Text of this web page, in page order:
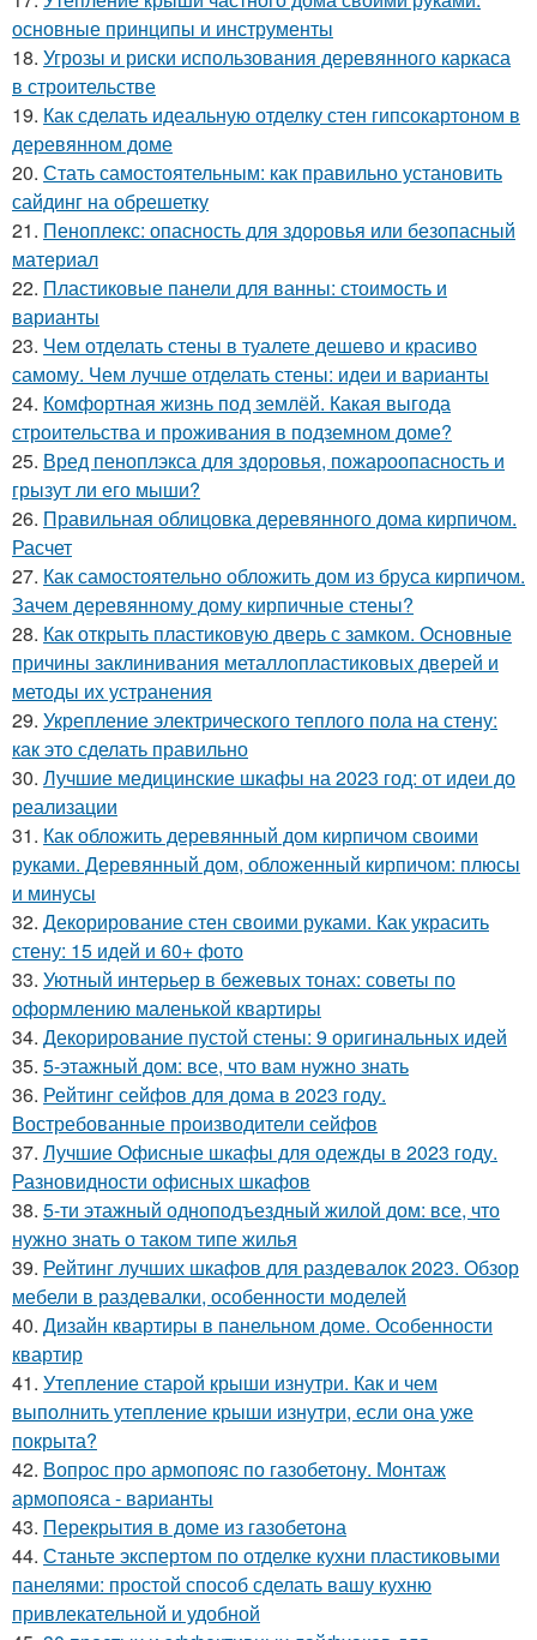
основные принципы и инструменты
18. Угрозы и риски использования деревянного каркаса
в строительстве
19. Как сделать идеальную отделку стен гипсокартоном в
деревянном доме
20. Стать самостоятельным: как правильно установить
сайдинг на обрешетку
21. Пеноплекс: опасность для здоровья или безопасный
материал
22. Пластиковые панели для ванны: стоимость и
варианты
23. Чем отделать стены в туалете дешево и красиво
самому. Чем лучше отделать стены: идеи и варианты
24. Комфортная жизнь под землёй. Какая выгода
строительства и проживания в подземном доме?
25. Вред пеноплэкса для здоровья, пожароопасность и
грызут ли его мыши?
26. Правильная облицовка деревянного дома кирпичом.
Расчет
27. Как самостоятельно обложить дом из бруса кирпичом.
Зачем деревянному дому кирпичные стены?
28. Как открыть пластиковую дверь с замком. Основные
причины заклинивания металлопластиковых дверей и
методы их устранения
29. Укрепление электрического теплого пола на стену:
как это сделать правильно
30. Лучшие медицинские шкафы на 2023 год: от идеи до
реализации
31. Как обложить деревянный дом кирпичом своими
руками. Деревянный дом, обложенный кирпичом: плюсы
и минусы
32. Декорирование стен своими руками. Как украсить
стену: 15 идей и 60+ фото
33. Уютный интерьер в бежевых тонах: советы по
оформлению маленькой квартиры
34. Декорирование пустой стены: 9 оригинальных идей
35. 5-этажный дом: все, что вам нужно знать
36. Рейтинг сейфов для дома в 2023 году.
Востребованные производители сейфов
37. Лучшие Офисные шкафы для одежды в 2023 году.
Разновидности офисных шкафов
38. 5-ти этажный одноподъездный жилой дом: все, что
нужно знать о таком типе жилья
39. Рейтинг лучших шкафов для раздевалок 2023. Обзор
мебели в раздевалки, особенности моделей
40. Дизайн квартиры в панельном доме. Особенности
квартир
41. Утепление старой крыши изнутри. Как и чем
выполнить утепление крыши изнутри, если она уже
покрыта?
42. Вопрос про армопояс по газобетону. Монтаж
армопояса - варианты
43. Перекрытия в доме из газобетона
44. Станьте экспертом по отделке кухни пластиковыми
панелями: простой способ сделать вашу кухню
привлекательной и удобной